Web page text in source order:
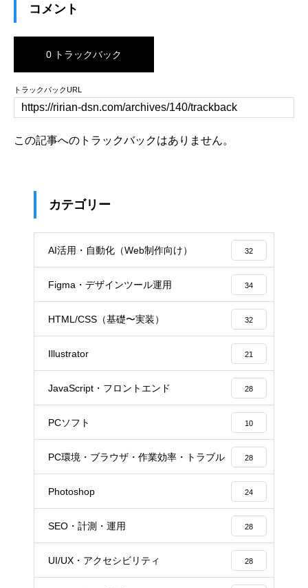
コメント
0 トラックバック
トラックバックURL
この記事へのトラックバックはありません。
カテゴリー
AI活用・自動化（Web制作向け） 32
Figma・デザインツール運用 34
HTML/CSS（基礎〜実装） 32
Illustrator 21
JavaScript・フロントエンド 28
PCソフト 10
PC環境・ブラウザ・作業効率・トラブル 28
Photoshop 24
SEO・計測・運用 28
UI/UX・アクセシビリティ 28